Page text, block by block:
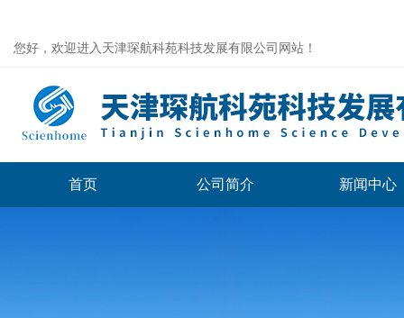
您好，欢迎进入天津琛航科苑科技发展有限公司网站！
首页 公司简介 新闻中心